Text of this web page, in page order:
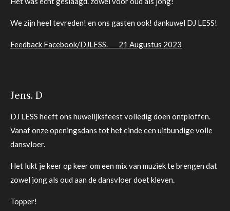
We zijn heel tevreden! en ons gasten ook! dankuwel DJ LESS!
Feedback Facebook/DJLESS. 21 Augustus 2023
Jens. D
DJ LESS heeft ons huwelijksfeest volledig doen ontploffen.
Vanaf onze openingsdans tot het einde een uitbundige volle
dansvloer.
Het lukt je keer op keer om een mix van muziek te brengen dat
zowel jong als oud aan de dansvloer doet kleven.
Topper!